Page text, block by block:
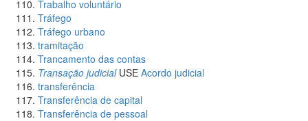
Trabalho voluntário
Tráfego
Tráfego urbano
tramitação
Trancamento das contas
Transação judicialUSE Acordo judicial
transferência
Transferência de capital
Transferência de pessoal